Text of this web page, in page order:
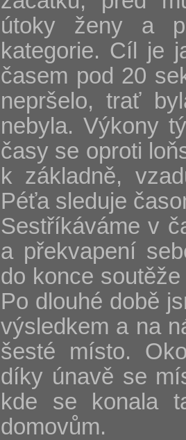
útoky ženy a
kategorie. Cíl je
časem pod 20
nepršelo, trať
nebyla. Výkony
časy se oproti
k základně,
Péťa sleduje
Sestříkáváme v
a překvapení
do konce
Po dlouhé době
výsledkem a na
šesté místo.
díky únavě se
kde se konala
domovům.